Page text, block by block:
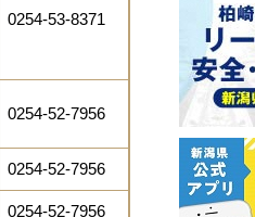
0254-53-8371
0254-52-7956
0254-52-7956
0254-52-7956